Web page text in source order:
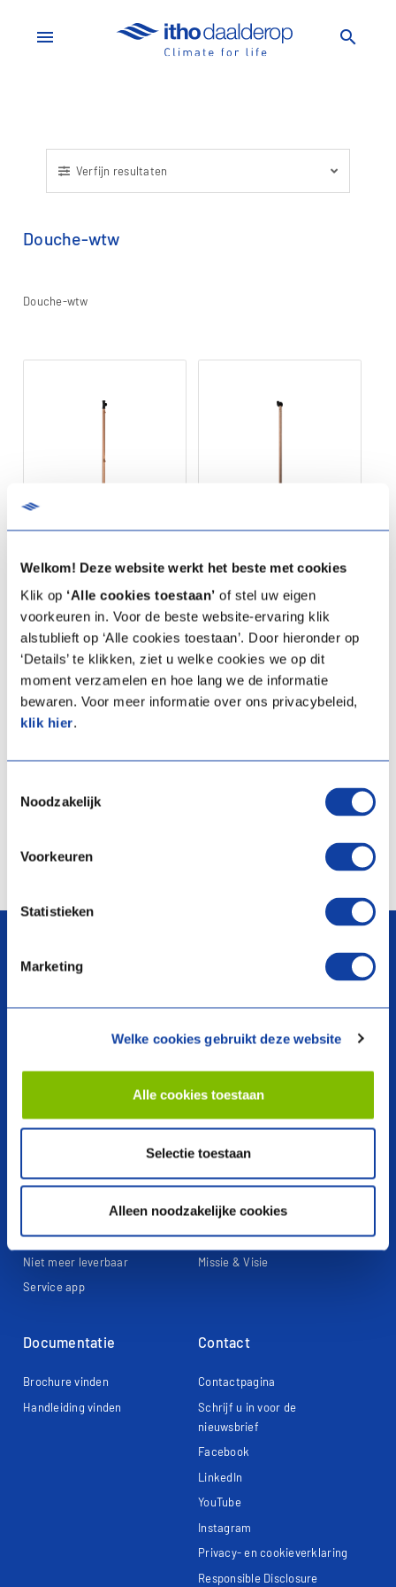
Welkom! Deze website werkt het beste met cookies
Klik op ‘Alle cookies toestaan’ of stel uw eigen
voorkeuren in. Voor de beste website-ervaring klik
alstublieft op ‘Alle cookies toestaan’. Door hieronder op
‘Details’ te klikken, ziet u welke cookies we op dit
moment verzamelen en hoe lang we de informatie
bewaren. Voor meer informatie over ons privacybeleid,
klik hier.
Noodzakelijk
Voorkeuren
Statistieken
Marketing
Welke cookies gebruikt deze website
Alle cookies toestaan
Selectie toestaan
Alleen noodzakelijke cookies
menu search
Verfijn resultaten
Douche-wtw
Douche-wtw
Vergelijken
Verticale stortdouche-
wtw DDS
Artikelprijs:€ 635,00 (Excl.
03-00727
Product type:
S DWTW
DDS
Specificaties
Documentatie
Verticale douche-wtw
DDS Cycloon
Artikelprijs:€ 511,00 (Excl.
03-00870
DWTW DDS
Specificaties
Producten
Boilers en Voorraadvaten
Thermostaten en Regelaars
Niet meer leverbaar
Service app
Over ons
Voorwaarden
Webshop
Garantieclaim
Garantie registreren
Missie & Visie
Documentatie
Brochure vinden
Handleiding vinden
Contact
Contactpagina
Schrijf u in voor de
nieuwsbrief
Facebook
LinkedIn
YouTube
Instagram
Privacy- en cookieverklaring
Responsible Disclosure